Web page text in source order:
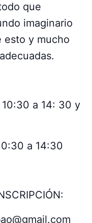
que
imaginario
esto y mucho
a 14: 30 y
a 14:30